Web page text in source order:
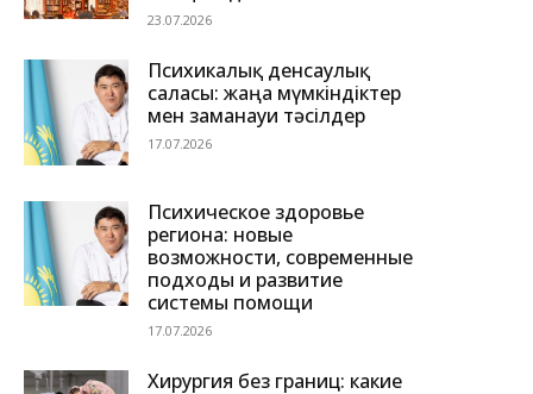
23.07.2026
Психикалық денсаулық
саласы: жаңа мүмкіндіктер
мен заманауи тәсілдер
17.07.2026
Психическое здоровье
региона: новые
возможности, современные
подходы и развитие
системы помощи
17.07.2026
Хирургия без границ: какие